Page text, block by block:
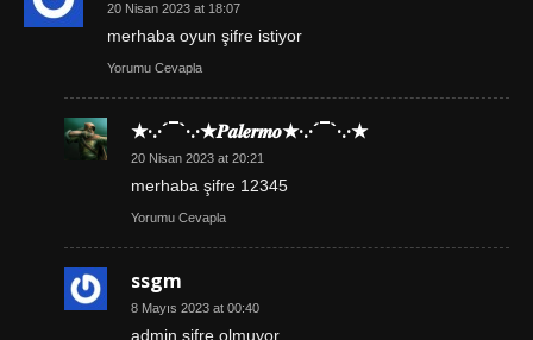
20 Nisan 2023 at 18:07
merhaba oyun şifre istiyor
Yorumu Cevapla
★·.·´¯`·.·★𝑷𝒂𝒍𝒆𝒓𝒎𝒐★·.·´¯`·.·★
20 Nisan 2023 at 20:21
merhaba şifre 12345
Yorumu Cevapla
ssgm
8 Mayıs 2023 at 00:40
admin şifre olmuyor